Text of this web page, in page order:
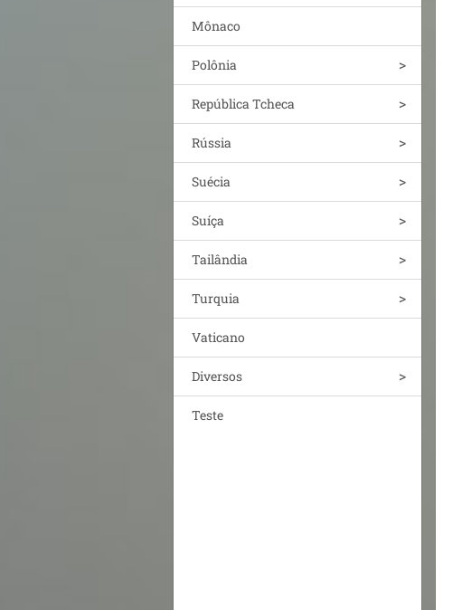
Mônaco
Polônia
República Tcheca
Rússia
Suécia
Suíça
Tailândia
Turquia
Vaticano
Diversos
Teste